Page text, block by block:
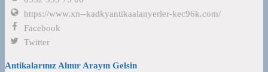
https://www.xn--kadkyantikaalanyerler-kec96k.com/
Facebook
Twitter
Antikalarınız Alınır Arayın Gelsin